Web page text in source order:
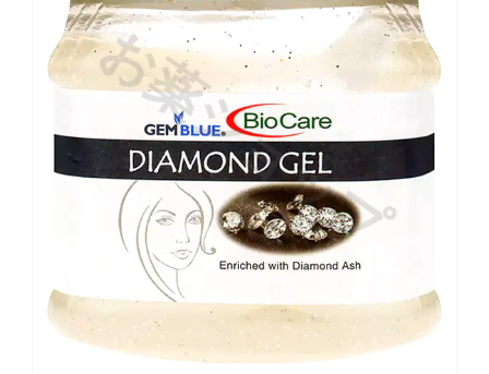
お薬ショップ